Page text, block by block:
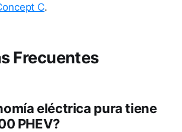
C.
Frecuentes
eléctrica pura tiene
PHEV?